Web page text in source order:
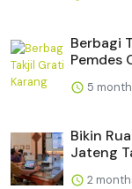
Berbagi
Pemdes
5
Bikin
Jateng
2